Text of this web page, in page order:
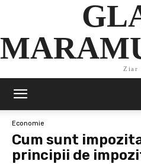
Ziar
Economie
Cum sunt
principii de